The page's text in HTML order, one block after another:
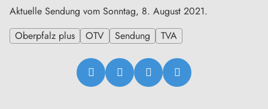
Aktuelle Sendung vom Sonntag, 8. August 2021.
Oberpfalz plus
OTV Sendung TVA